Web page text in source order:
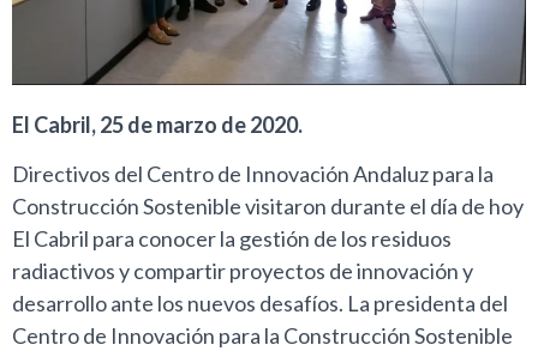
El Cabril, 25 de marzo de 2020.
Directivos del Centro de Innovación Andaluz para la
Construcción Sostenible visitaron durante el día de hoy
El Cabril para conocer la gestión de los residuos
radiactivos y compartir proyectos de innovación y
desarrollo ante los nuevos desafíos. La presidenta del
Centro de Innovación para la Construcción Sostenible